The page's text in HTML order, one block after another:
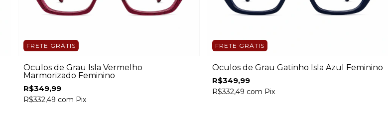
FRETE GRÁTIS
Óculos de Grau Isla Vermelho
Marmorizado Feminino
R$349,99
R$332,49 com Pix
FRETE GRÁTIS
Óculos de Grau Gatinho Isla Azul Feminino
R$349,99
R$332,49 com Pix